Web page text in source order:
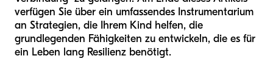
verfügen Sie über ein umfassendes Instrumentarium
an Strategien, die Ihrem Kind helfen, die
grundlegenden Fähigkeiten zu entwickeln, die es für
ein Leben lang Resilienz benötigt.